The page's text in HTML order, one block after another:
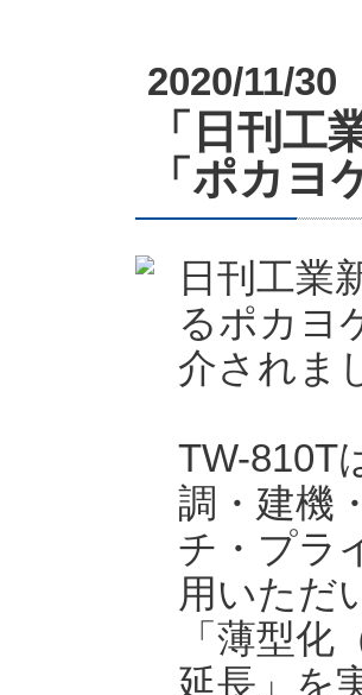
2020/11/30
「日刊工
「ポカヨ
日刊工業
るポカヨ
介されま
TW-810T
調・建機
チ・プラ
用いただ
「薄型
延長」を